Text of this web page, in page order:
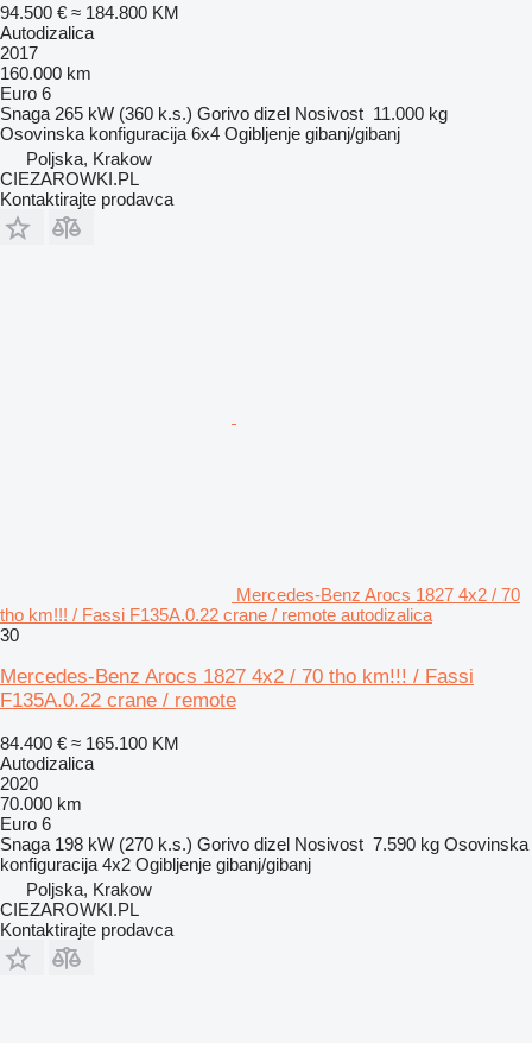
94.500 € ≈ 184.800 KM
Autodizalica
2017
160.000 km
Euro 6
Snaga 265 kW (360 k.s.) Gorivo dizel Nosivost 11.000 kg
Osovinska konfiguracija 6x4 Ogibljenje gibanj/gibanj
Poljska, Krakow
CIEZAROWKI.PL
Kontaktirajte prodavca
Mercedes-Benz Arocs 1827 4x2 / 70
tho km!!! / Fassi F135A.0.22 crane / remote autodizalica
30
Mercedes-Benz Arocs 1827 4x2 / 70 tho km!!! / Fassi
F135A.0.22 crane / remote
84.400 € ≈ 165.100 KM
Autodizalica
2020
70.000 km
Euro 6
Snaga 198 kW (270 k.s.) Gorivo dizel Nosivost 7.590 kg Osovinska
konfiguracija 4x2 Ogibljenje gibanj/gibanj
Poljska, Krakow
CIEZAROWKI.PL
Kontaktirajte prodavca